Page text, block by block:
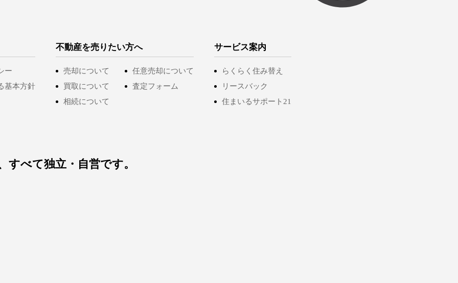
ー
基本方針
不動産を売りたい方へ
売却について
買取について
相続について
任意売却について
査定フォーム
サービス案内
らくらく住み替え
リースバック
住まいるサポート21
すべて独立・自営です。